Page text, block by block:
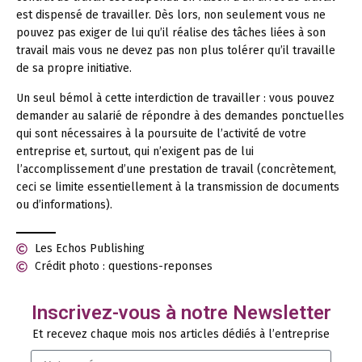
est dispensé de travailler. Dès lors, non seulement vous ne
pouvez pas exiger de lui qu’il réalise des tâches liées à son
travail mais vous ne devez pas non plus tolérer qu’il travaille
de sa propre initiative.
Un seul bémol à cette interdiction de travailler : vous pouvez
demander au salarié de répondre à des demandes ponctuelles
qui sont nécessaires à la poursuite de l’activité de votre
entreprise et, surtout, qui n’exigent pas de lui
l’accomplissement d’une prestation de travail (concrètement,
ceci se limite essentiellement à la transmission de documents
ou d’informations).
Les Echos Publishing
Crédit photo : questions-reponses
Inscrivez-vous à notre Newsletter
Et recevez chaque mois nos articles dédiés à l’entreprise